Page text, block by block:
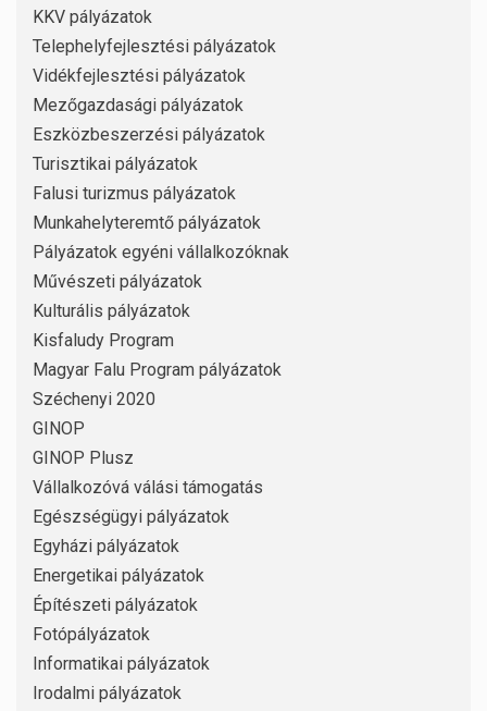
KKV pályázatok
Telephelyfejlesztési pályázatok
Vidékfejlesztési pályázatok
Mezőgazdasági pályázatok
Eszközbeszerzési pályázatok
Turisztikai pályázatok
Falusi turizmus pályázatok
Munkahelyteremtő pályázatok
Pályázatok egyéni vállalkozóknak
Művészeti pályázatok
Kulturális pályázatok
Kisfaludy Program
Magyar Falu Program pályázatok
Széchenyi 2020
GINOP
GINOP Plusz
Vállalkozóvá válási támogatás
Egészségügyi pályázatok
Egyházi pályázatok
Energetikai pályázatok
Építészeti pályázatok
Fotópályázatok
Informatikai pályázatok
Irodalmi pályázatok